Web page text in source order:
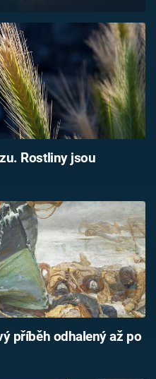
Rostliny jsou
příběh odhalený až po